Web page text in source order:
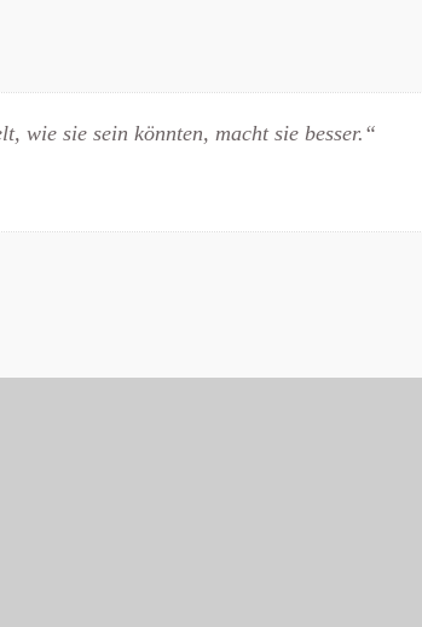
wie sie sein könnten, macht sie besser.“